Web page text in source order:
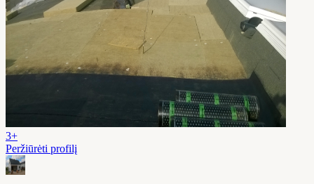
3+
Peržiūrėti profilį